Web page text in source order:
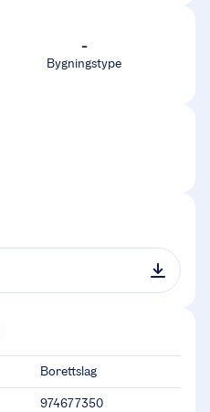
-
Bygningstype
Borettslag
974677350